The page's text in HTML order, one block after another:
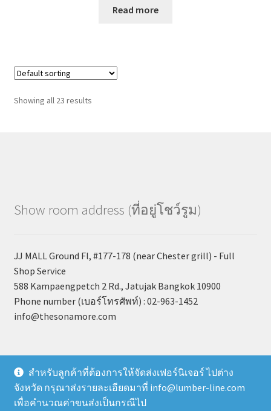
Read more
Showing all 23 results
Show room address (ที่อยู่โชว์รูม)
JJ MALL Ground Fl, #177-178 (near Chester grill) - Full
Shop Service
588 Kampaengpetch 2 Rd., Jatujak Bangkok 10900
Phone number (เบอร์โทรศัพท์) : 02-963-1452
info@thesonamore.com
© SON AMORE 2026
Built with Storefront & WooCommerce
สำหรับลูกค้าที่ต้องการให้จัดส่งเฟอร์นิเจอร์ ไปต่าง
จังหวัด กรุณาส่งรายละเอียดมาที่ info@lumber-line.com
เพื่อคำนวณค่าขนส่งเป็นกรณีไป